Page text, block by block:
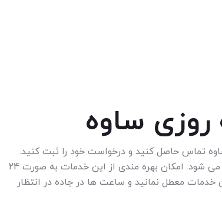
ساوه
تماس حاصل کنید و درخواست خود را ثبت کنید.
اعزام خودروبر یا یدک کش به محل به سرعت انجام می شود. امکان بهره مندی از این خدمات به صورت 24
معطل نمانید و ساعت ها در جاده در انتظار